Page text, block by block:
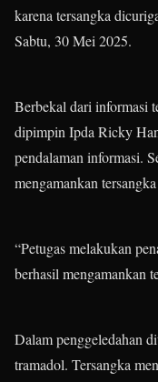
karena tersangka
Sabtu, 30 Mei 2025.
Berbekal dari informasi
dipimpin Ipda Ricky
pendalaman informasi.
mengamankan
“Petugas melakukan
berhasil mengamankan
Dalam penggeledahan
tramadol. Tersangka